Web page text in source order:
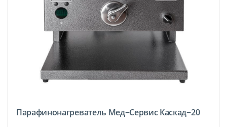
Парафинонагреватель Мед−Сервис Каскад−20